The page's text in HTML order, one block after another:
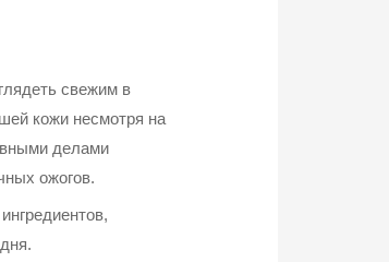
свежим в
кожи несмотря на
делами
ожогов.